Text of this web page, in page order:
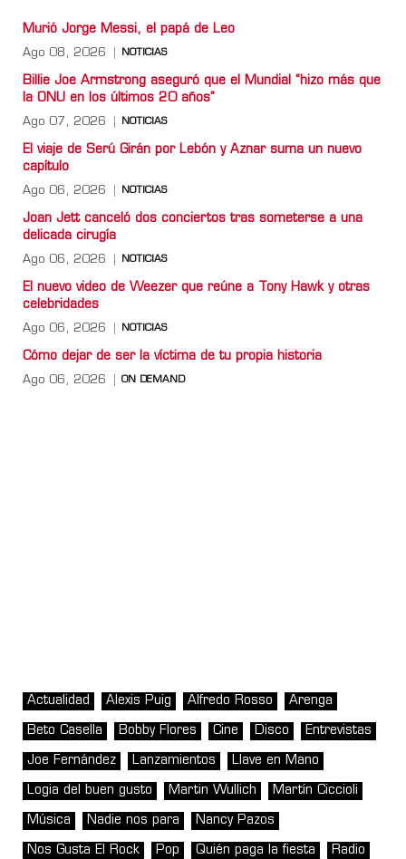
Murió Jorge Messi, el papá de Leo
Ago 08, 2026 NOTICIAS
Billie Joe Armstrong aseguró que el Mundial “hizo más que
la ONU en los últimos 20 años”
Ago 07, 2026 NOTICIAS
El viaje de Serú Girán por Lebón y Aznar suma un nuevo
capítulo
Ago 06, 2026 NOTICIAS
Joan Jett canceló dos conciertos tras someterse a una
delicada cirugía
Ago 06, 2026 NOTICIAS
El nuevo video de Weezer que reúne a Tony Hawk y otras
celebridades
Ago 06, 2026 NOTICIAS
Cómo dejar de ser la víctima de tu propia historia
Ago 06, 2026 ON DEMAND
Actualidad Alexis Puig Alfredo Rosso Arenga
Beto Casella Bobby Flores Cine Disco Entrevistas
Joe Fernández Lanzamientos Llave en Mano
Logia del buen gusto Martin Wullich Martín Ciccioli
Música Nadie nos para Nancy Pazos
Nos Gusta El Rock Pop Quién paga la fiesta Radio